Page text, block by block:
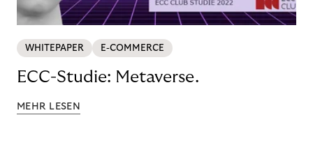
WHITEPAPER E-COMMERCE
ECC-Studie: Metaverse.
MEHR LESEN